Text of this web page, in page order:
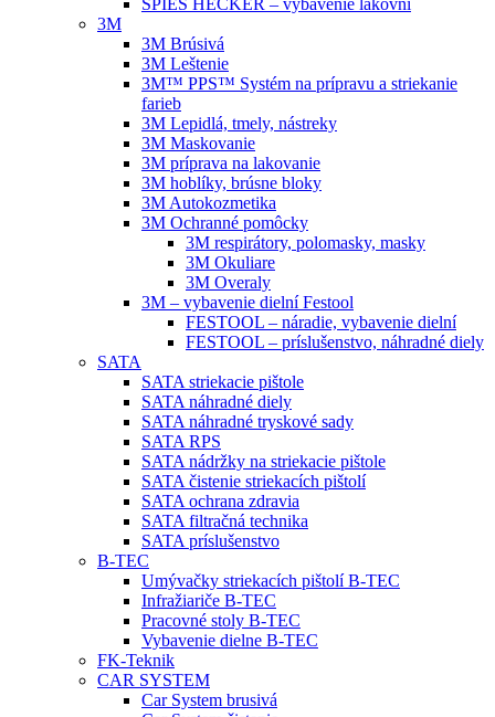
SPIES HECKER – vybavenie lakovní
3M
3M Brúsivá
3M Leštenie
3M™ PPS™ Systém na prípravu a striekanie
farieb
3M Lepidlá, tmely, nástreky
3M Maskovanie
3M príprava na lakovanie
3M hoblíky, brúsne bloky
3M Autokozmetika
3M Ochranné pomôcky
3M respirátory, polomasky, masky
3M Okuliare
3M Overaly
3M – vybavenie dielní Festool
FESTOOL – náradie, vybavenie dielní
FESTOOL – príslušenstvo, náhradné diely
SATA
SATA striekacie pištole
SATA náhradné diely
SATA náhradné tryskové sady
SATA RPS
SATA nádržky na striekacie pištole
SATA čistenie striekacích pištolí
SATA ochrana zdravia
SATA filtračná technika
SATA príslušenstvo
B-TEC
Umývačky striekacích pištolí B-TEC
Infražiariče B-TEC
Pracovné stoly B-TEC
Vybavenie dielne B-TEC
FK-Teknik
CAR SYSTEM
Car System brusivá